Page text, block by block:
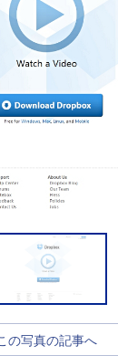
の写真の記事へ